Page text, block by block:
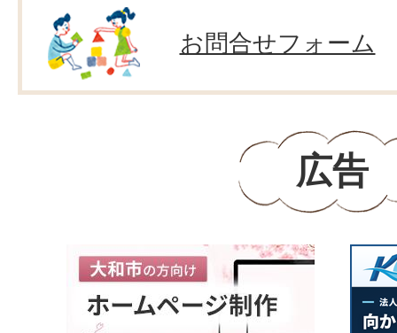
お問合せフォーム
広告